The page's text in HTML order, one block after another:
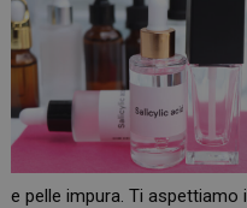
e pelle impura. Ti